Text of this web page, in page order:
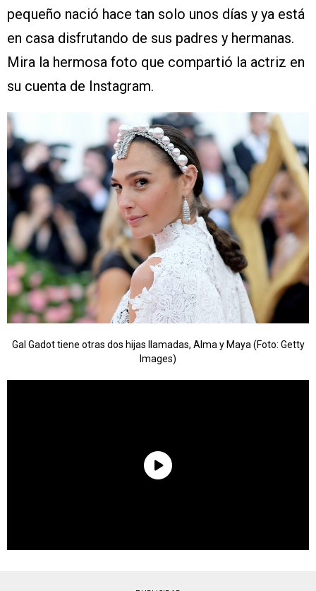
pequeño nació hace tan solo unos días y ya está
en casa disfrutando de sus padres y hermanas.
Mira la hermosa foto que compartió la actriz en
su cuenta de Instagram.
Gal Gadot tiene otras dos hijas llamadas, Alma y Maya (Foto: Getty
Images)